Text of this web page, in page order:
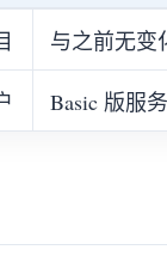
与之前无变
Basic 版服